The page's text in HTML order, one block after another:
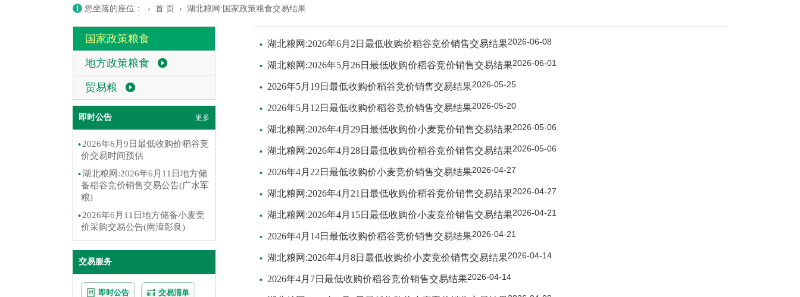
您坐落的座位： › 首 页 › 湖北粮网:国家政策粮食交易结果
国家政策粮食
地方政策粮食
贸易粮
即时公告 更多
2026年6月9日最低收购价稻谷竞
价交易时间预估
湖北粮网:2026年6月11日地方储
备稻谷竞价销售交易公告(广水军
粮)
2026年6月11日地方储备小麦竞
价采购交易公告(南漳彰良)
交易服务
即时公告 交易清单
湖北粮网:2026年6月2日最低收购价稻谷竞价销售交易结果2026-06-08
湖北粮网:2026年5月26日最低收购价稻谷竞价销售交易结果2026-06-01
2026年5月19日最低收购价稻谷竞价销售交易结果2026-05-25
2026年5月12日最低收购价稻谷竞价销售交易结果2026-05-20
湖北粮网:2026年4月29日最低收购价小麦竞价销售交易结果2026-05-06
湖北粮网:2026年4月28日最低收购价稻谷竞价销售交易结果2026-05-06
2026年4月22日最低收购价小麦竞价销售交易结果2026-04-27
湖北粮网:2026年4月21日最低收购价稻谷竞价销售交易结果2026-04-27
湖北粮网:2026年4月15日最低收购价小麦竞价销售交易结果2026-04-21
2026年4月14日最低收购价稻谷竞价销售交易结果2026-04-21
湖北粮网:2026年4月8日最低收购价小麦竞价销售交易结果2026-04-14
2026年4月7日最低收购价稻谷竞价销售交易结果2026-04-14